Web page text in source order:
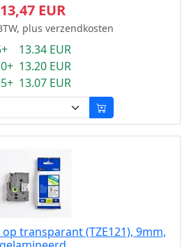
13,47 EUR
plus verzendkosten
13.34 EUR
13.20 EUR
13.07 EUR
transparant (TZE121), 9mm,